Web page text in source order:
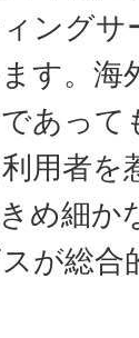
ングサ
す。海
あって
用者を
め細か
が総合